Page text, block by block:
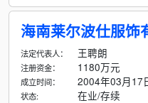
海南莱尔波仕服饰
法定代表人： 王聘朗
注册资金： 1180万元
成立时间： 2004年03月17
状态: 在业/存续